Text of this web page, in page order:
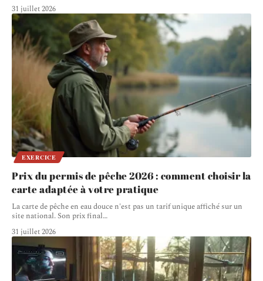
31 juillet 2026
EXERCICE
Prix du permis de pêche 2026 : comment choisir la
carte adaptée à votre pratique
La carte de pêche en eau douce n'est pas un tarif unique affiché sur un
site national. Son prix final…
31 juillet 2026